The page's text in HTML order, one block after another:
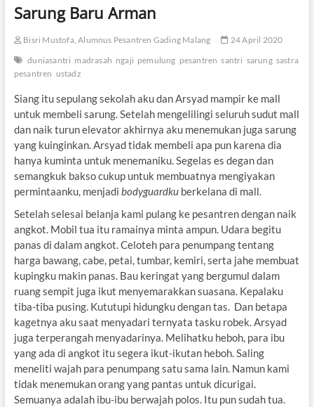
Sarung Baru Arman
Bisri Mustofa, Alumnus Pesantren Gading Malang
24 April 2020
duniasantri madrasah ngaji pemulung pesantren santri sarung sastra
pesantren ustadz
Siang itu sepulang sekolah aku dan Arsyad mampir ke mall
untuk membeli sarung. Setelah mengelilingi seluruh sudut mall
dan naik turun elevator akhirnya aku menemukan juga sarung
yang kuinginkan. Arsyad tidak membeli apa pun karena dia
hanya kuminta untuk menemaniku. Segelas es degan dan
semangkuk bakso cukup untuk membuatnya mengiyakan
permintaanku, menjadi bodyguardkuberkelana di mall.
Setelah selesai belanja kami pulang ke pesantren dengan naik
angkot. Mobil tua itu ramainya minta ampun. Udara begitu
panas di dalam angkot. Celoteh para penumpang tentang
harga bawang, cabe, petai, tumbar, kemiri, serta jahe membuat
kupingku makin panas. Bau keringat yang bergumul dalam
ruang sempit juga ikut menyemarakkan suasana. Kepalaku
tiba-tiba pusing. Kututupi hidungku dengan tas. Dan betapa
kagetnya aku saat menyadari ternyata tasku robek. Arsyad
juga terperangah menyadarinya. Melihatku heboh, para ibu
yang ada di angkot itu segera ikut-ikutan heboh. Saling
meneliti wajah para penumpang satu sama lain. Namun kami
tidak menemukan orang yang pantas untuk dicurigai.
Semuanya adalah ibu-ibu berwajah polos. Itu pun sudah tua.